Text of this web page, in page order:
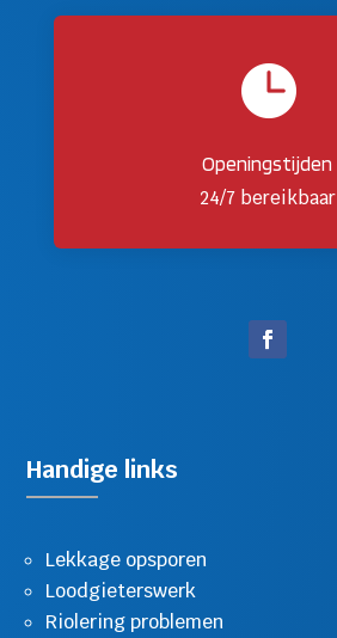

Openingstijden
24/7 bereikbaar
Handige links
Lekkage opsporen
Loodgieterswerk
Riolering problemen